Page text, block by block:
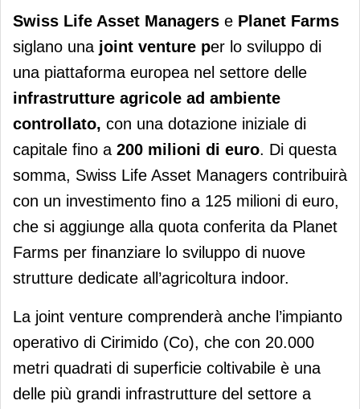
Swiss Life Asset Managers e Planet
Farms siglano una joint venture
Swiss Life Asset Managers e Planet Farms
siglano una joint venture per lo sviluppo di
una piattaforma europea nel settore delle
infrastrutture agricole ad ambiente
controllato, con una dotazione iniziale di
capitale fino a 200 milioni di euro. Di questa
somma, Swiss Life Asset Managers contribuirà
con un investimento fino a 125 milioni di euro,
che si aggiunge alla quota conferita da Planet
Farms per finanziare lo sviluppo di nuove
strutture dedicate all’agricoltura indoor.
La joint venture comprenderà anche l’impianto
operativo di Cirimido (Co), che con 20.000
metri quadrati di superficie coltivabile è una
delle più grandi infrastrutture del settore a